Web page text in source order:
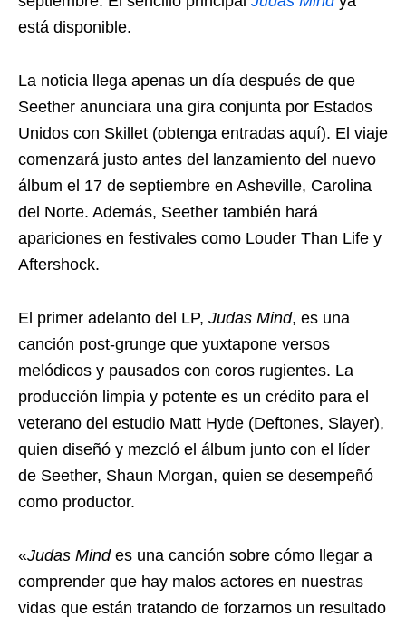
está disponible.
La noticia llega apenas un día después de que
Seether anunciara una gira conjunta por Estados
Unidos con Skillet (obtenga entradas aquí). El viaje
comenzará justo antes del lanzamiento del nuevo
álbum el 17 de septiembre en Asheville, Carolina
del Norte. Además, Seether también hará
apariciones en festivales como Louder Than Life y
Aftershock.
El primer adelanto del LP, Judas Mind, es una
canción post-grunge que yuxtapone versos
melódicos y pausados con coros rugientes. La
producción limpia y potente es un crédito para el
veterano del estudio Matt Hyde (Deftones, Slayer),
quien diseñó y mezcló el álbum junto con el líder
de Seether, Shaun Morgan, quien se desempeñó
como productor.
«Judas Mindes una canción sobre cómo llegar a
comprender que hay malos actores en nuestras
vidas que están tratando de forzarnos un resultado